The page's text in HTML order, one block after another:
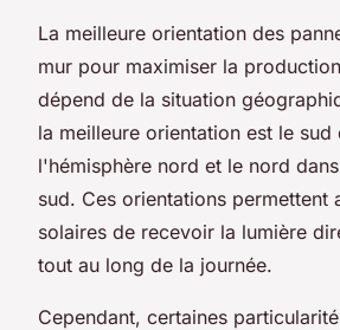
La meilleure orientation des
mur pour maximiser la
dépend de la situation
la meilleure orientation est le sud
l'hémisphère nord et le nord
sud. Ces orientations permettent
solaires de recevoir la lumière
tout au long de la journée.
Cependant, certaines